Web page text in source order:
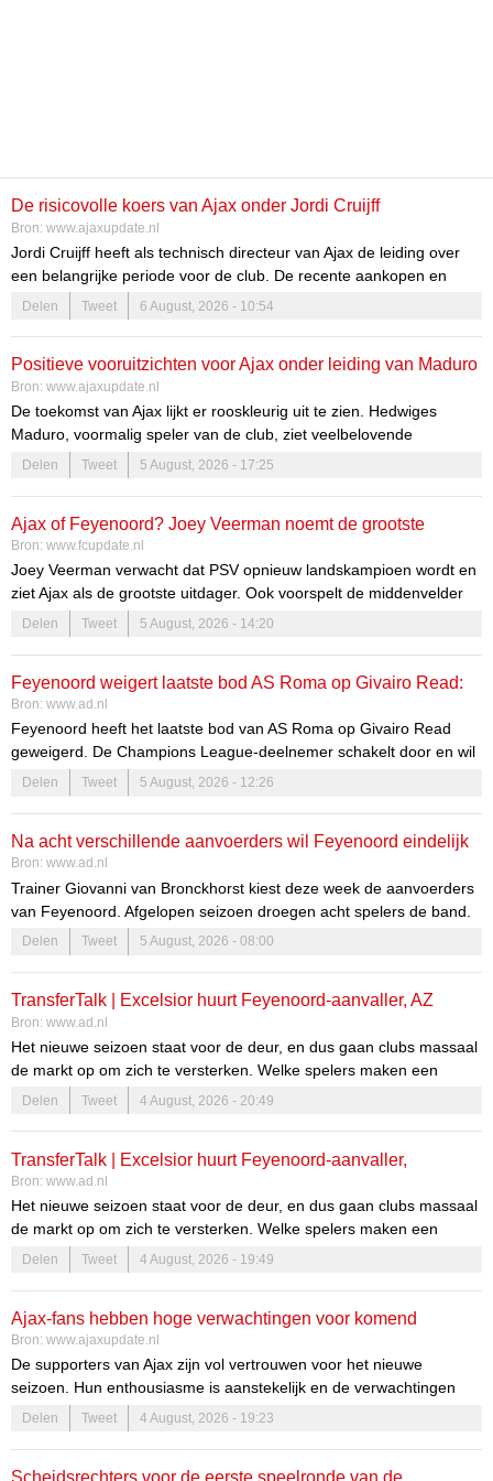
De risicovolle koers van Ajax onder Jordi Cruijff
Bron: www.ajaxupdate.nl
Jordi Cruijff heeft als technisch directeur van Ajax de leiding over
een belangrijke periode voor de club. De recente aankopen en
veranderingen in het salarishuis roepen vragen op over de
financiële gezondheid en de toekomst van Ajax. De koers die Cruijff
afweging tussen investeringen in talent en financiële stabiliteit zal
cruciaal zijn voor het succes van de club.
Delen Tweet 6 August, 2026 - 10:54
Positieve vooruitzichten voor Ajax onder leiding van Maduro
Bron: www.ajaxupdate.nl
De toekomst van Ajax lijkt er rooskleurig uit te zien. Hedwiges
Maduro, voormalig speler van de club, ziet veelbelovende
ontwikkelingen die kunnen bijdragen aan het succes van het team.
De club is vastbesloten om de hoge verwachtingen waar te maken
van ervaring en jong talent maakt deze periode extra spannend.
Delen Tweet 5 August, 2026 - 17:25
Ajax of Feyenoord? Joey Veerman noemt de grootste
titelconcurrent van PSV
Bron: www.fcupdate.nl
Joey Veerman verwacht dat PSV opnieuw landskampioen wordt en
ziet Ajax als de grootste uitdager. Ook voorspelt de middenvelder
zijn rentree bij het Nederlands elftal.
Delen Tweet 5 August, 2026 - 14:20
Feyenoord weigert laatste bod AS Roma op Givairo Read:
Italianen schakelen door naar WK-finalist
Bron: www.ad.nl
Feyenoord heeft het laatste bod van AS Roma op Givairo Read
geweigerd. De Champions League-deelnemer schakelt door en wil
volgens diverse Italiaanse media Nahuel Molina inlijven.
Delen Tweet 5 August, 2026 - 12:26
Na acht verschillende aanvoerders wil Feyenoord eindelijk
duidelijkheid: wie wordt de nieuwe leider?
Bron: www.ad.nl
Trainer Giovanni van Bronckhorst kiest deze week de aanvoerders
van Feyenoord. Afgelopen seizoen droegen acht spelers de band.
Die taak brengt verantwoordelijkheden en druk met zich mee. „In
de provincie gebeurt er nooit wat en bij Feyenoord elk uur, bij wijze
Delen Tweet 5 August, 2026 - 08:00
TransferTalk | Excelsior huurt Feyenoord-aanvaller, AZ
verlengt contract van Wouter Goes
Bron: www.ad.nl
Het nieuwe seizoen staat voor de deur, en dus gaan clubs massaal
de markt op om zich te versterken. Welke spelers maken een
overstap? Hier blijf je op de hoogte van alle geruchten en done
Delen Tweet 4 August, 2026 - 20:49
TransferTalk | Excelsior huurt Feyenoord-aanvaller,
Hoedemakers terug in Nederland en Groningen haalt 18-
Bron: www.ad.nl
Het nieuwe seizoen staat voor de deur, en dus gaan clubs massaal
de markt op om zich te versterken. Welke spelers maken een
overstap? Hier blijf je op de hoogte van alle geruchten en done
Delen Tweet 4 August, 2026 - 19:49
Ajax-fans hebben hoge verwachtingen voor komend
seizoen
Bron: www.ajaxupdate.nl
De supporters van Ajax zijn vol vertrouwen voor het nieuwe
seizoen. Hun enthousiasme is aanstekelijk en de verwachtingen
zijn duidelijk: ze geloven in de landstitel. De club heeft de afgelopen
jaren indrukwekkende prestaties neergezet, wat de optimistische
Delen Tweet 4 August, 2026 - 19:23
Scheidsrechters voor de eerste speelronde van de